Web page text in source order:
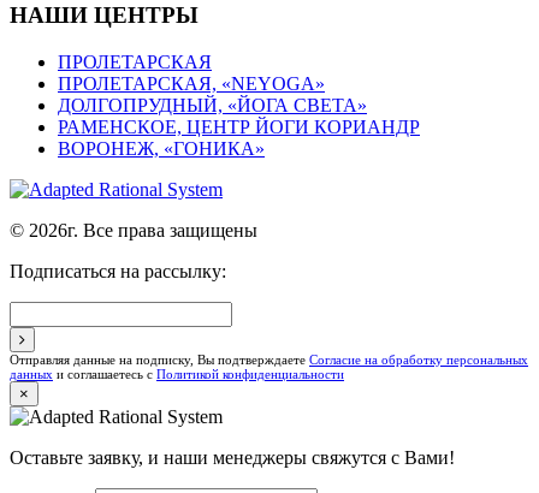
НАШИ ЦЕНТРЫ
ПРОЛЕТАРСКАЯ
ПРОЛЕТАРСКАЯ, «NEYOGA»
ДОЛГОПРУДНЫЙ, «ЙОГА СВЕТА»
РАМЕНСКОЕ, ЦЕНТР ЙОГИ КОРИАНДР
ВОРОНЕЖ, «ГОНИКА»
© 2026г. Все права защищены
Подписаться на рассылку:
Отправляя данные на подписку, Вы подтверждаете Согласие на обработку персональных
данных и соглашаетесь с Политикой конфиденциальности
×
Оставьте заявку, и наши менеджеры свяжутся с Вами!